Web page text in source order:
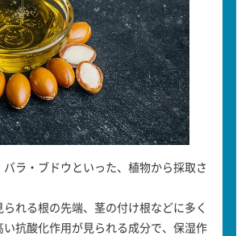
バラ・ブドウといった、植物から採取さ
れる根の先端、茎の付け根などに多く
抗酸化作用が見られる成分で、保湿作